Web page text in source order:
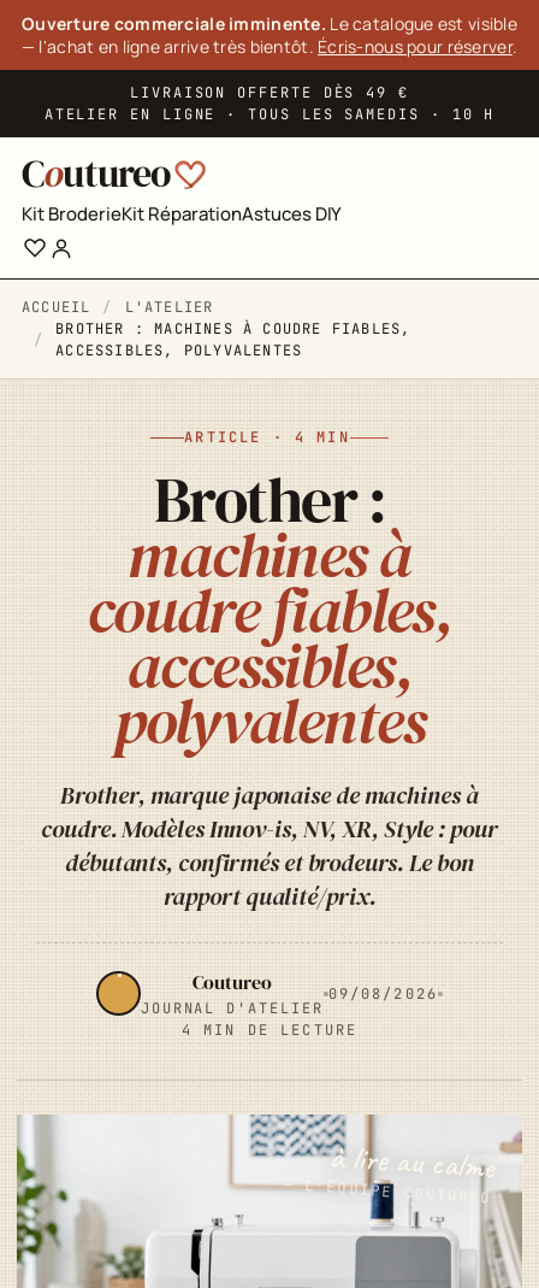
Ouverture commerciale imminente. Le catalogue est visible
— l'achat en ligne arrive très bientôt. Écris-nous pour réserver.
LIVRAISON OFFERTE DÈS 49 €
ATELIER EN LIGNE · TOUS LES SAMEDIS · 10 H
Coutureo
Kit BroderieKit RéparationAstuces DIY
ACCUEIL
L'ATELIER
BROTHER : MACHINES À COUDRE FIABLES,
ACCESSIBLES, POLYVALENTES
ARTICLE · 4 MIN
Brother :
machines à
coudre fiables,
accessibles,
polyvalentes
Brother, marque japonaise de machines à
coudre. Modèles Innov-is, NV, XR, Style : pour
débutants, confirmés et brodeurs. Le bon
rapport qualité/prix.
Coutureo
JOURNAL D'ATELIER
09/08/2026
4 MIN DE LECTURE
à lire au calme
— L'ÉQUIPE COUTUREO
Panneau de gestion des cookies